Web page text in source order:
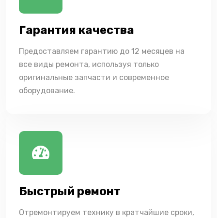
Гарантия качества
Предоставляем гарантию до 12 месяцев на
все виды ремонта, используя только
оригинальные запчасти и современное
оборудование.
Быстрый ремонт
Отремонтируем технику в кратчайшие сроки,